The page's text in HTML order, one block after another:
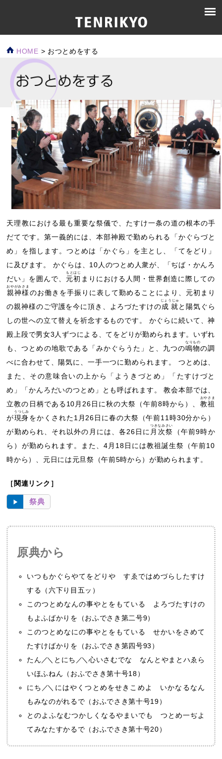
HOME > おつとめをする
天理教における最も重要な祭儀で、たすけ一条の道の根本の手
だてです。第一義的には、本部神殿で勤められる「かぐらづと
め」を指します。つとめは「かぐら」を主とし、「てをどり」
に及びます。 かぐらは、10人のつとめ人衆が、「ぢば・かんろ
だい」を囲んで、 元初
もとはじ
まりにおける人間・世界創造に際しての
親神様
おやがみさま
のお働きを手振りに表して勤めることにより、元初まり
の親神様のご守護を今に頂き、よろづたすけの成就
じょうじゅ
と陽気ぐら
しの世への立て替えを祈念するものです。 かぐらに続いて、神
殿上段で男女3人ずつによる、てをどりが勤められます。いずれ
も、つとめの地歌である「みかぐらうた」と、九つの鳴物
なりもの
の調
べに合わせて、陽気に、一手一つに勤められます。 つとめは、
また、その意味合いの上から「ようきづとめ」「たすけづと
め」「かんろだいのつとめ」とも呼ばれます。 教会本部では、
立教の日柄である10月26日に秋の大祭（午前8時から）、 教祖
おやさま
が現身
うつしみ
をかくされた1月26日に春の大祭（午前11時30分から）
が勤められ、それ以外の月には、各26日に 月次祭
つきなみさい
（午前9時か
ら）が勤められます。また、4月18日には教祖誕生祭（午前10
時から）、元日には元旦祭（午前5時から）が勤められます。
［関連リンク］
祭典
原典から
いつもかぐらやてをどりや すゑではめづらしたすけ
する（六下り目五ッ）
このつとめなんの事やとをもている よろづたすけの
もよふばかりを（おふでさき第二号9）
このつとめなにの事やとをもている せかいをさめて
たすけばかりを（おふでさき第四号93）
たん ／＼とにち ／＼心いさむでな なんとやまとハゑら
いほふねん（おふでさき第十号18）
にち ／＼にはやくつとめをせきこめよ いかなるなん
もみなのがれるで（おふでさき第十号19）
とのよふなむつかしくなるやまいでも つとめ一ぢよ
てみなたすかるで（おふでさき第十号20）